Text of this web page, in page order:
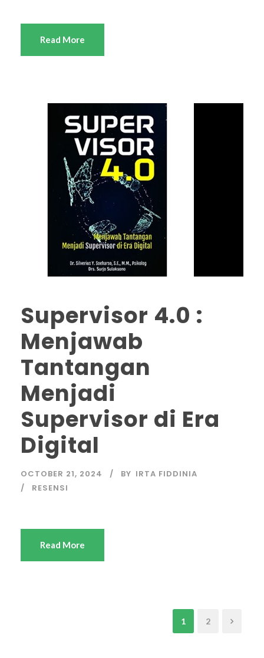
Read More
Supervisor 4.0 :
Menjawab
Tantangan
Menjadi
Supervisor di Era
Digital
OCTOBER 21, 2024 BY IRTA FIDDINIA
RESENSI
Read More
1 2